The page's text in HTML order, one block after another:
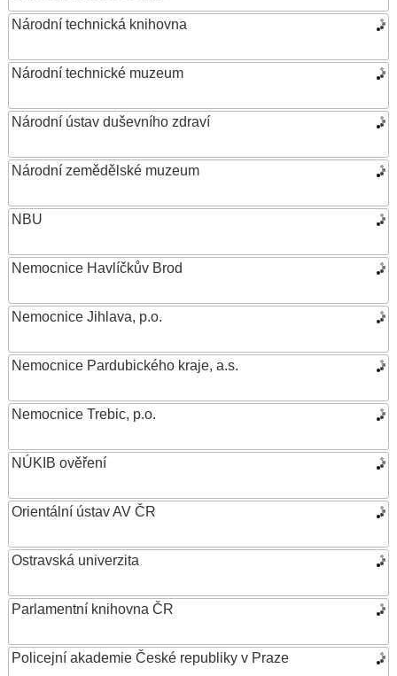
Národní technická knihovna
Národní technické muzeum
Národní ústav duševního zdraví
Národní zemědělské muzeum
NBU
Nemocnice Havlíčkův Brod
Nemocnice Jihlava, p.o.
Nemocnice Pardubického kraje, a.s.
Nemocnice Trebic, p.o.
NÚKIB ověření
Orientální ústav AV ČR
Ostravská univerzita
Parlamentní knihovna ČR
Policejní akademie České republiky v Praze